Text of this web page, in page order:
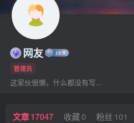
网友
管理员
这家伙很懒，什么都没有写...
文章17047 收藏 0 粉丝 101